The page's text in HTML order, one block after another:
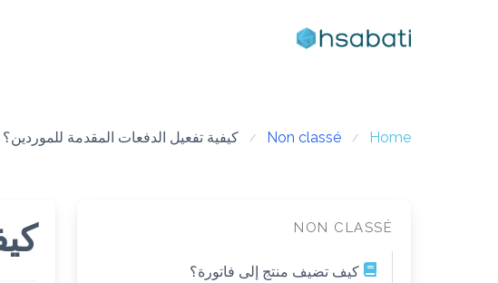
Home
Non classé كيفية تفعيل الدفعات المقدمة للموردين؟
NON CLASSÉ
كيف تضيف منتج إلى فاتورة؟